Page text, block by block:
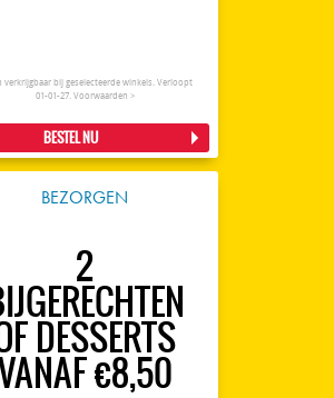
verkrijgbaar bij geselecteerde winkels. Verloopt
01-01-27. Voorwaarden >
BESTEL NU
BEZORGEN
2
DESSERTS
€8,50